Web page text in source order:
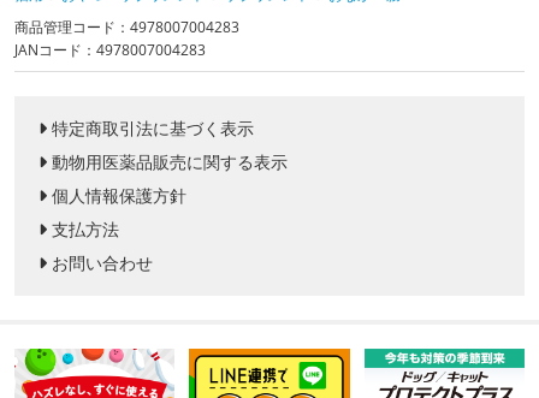
商品管理コード：4978007004283
JANコード：4978007004283
特定商取引法に基づく表示
動物用医薬品販売に関する表示
個人情報保護方針
支払方法
お問い合わせ